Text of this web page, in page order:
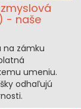
- naše
na zámku
umeniu.
odhaľujú